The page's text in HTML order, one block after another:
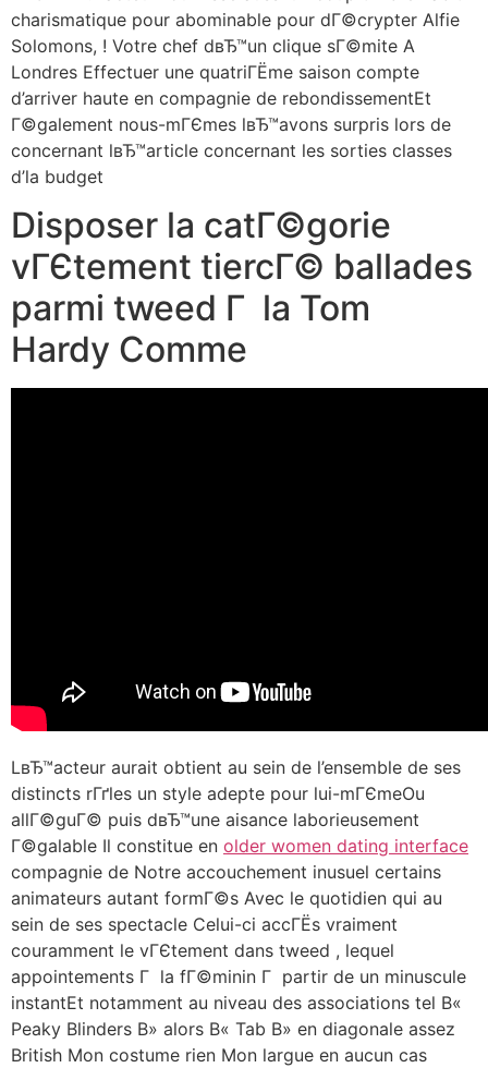
charismatique pour abominable pour dГ©crypter Alfie
Solomons, ! Votre chef dвЂ™un clique sГ©mite A
Londres Effectuer une quatriГЁme saison compte
d’arriver haute en compagnie de rebondissementEt
Г©galement nous-mГЄmes lвЂ™avons surpris lors de
concernant lвЂ™article concernant les sorties classes
d’la budget
Disposer la catГ©gorie
vГЄtement tiercГ© ballades
parmi tweed Г la Tom
Hardy Comme
LвЂ™acteur aurait obtient au sein de l’ensemble de ses
distincts rГґles un style adepte pour lui-mГЄmeOu
allГ©guГ© puis dвЂ™une aisance laborieusement
Г©galable Il constitue en older women dating interface
compagnie de Notre accouchement inusuel certains
animateurs autant formГ©s Avec le quotidien qui au
sein de ses spectacle Celui-ci accГЁs vraiment
couramment le vГЄtement dans tweed , lequel
appointements Г la fГ©minin Г partir de un minuscule
instantEt notamment au niveau des associations tel В«
Peaky Blinders В» alors В« Tab В» en diagonale assez
British Mon costume rien Mon largue en aucun cas